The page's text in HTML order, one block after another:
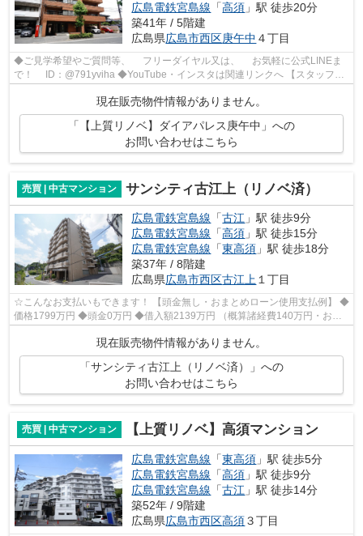
広島電鉄宮島線 「高須 」駅 徒歩20分
築41年 / 5階建
広島県広島市西区庚午中 ４丁目
◆ご見学希望やご質問等、 フリーダイヤル又は、 お気軽に公式LINEま
で！ ID：@791yviha ◆YouTube・インスタは関連リンクへ 【スタッフお
現在販売物件情報がありません。
「【上質リノベ】ダイアパレス庚午中」への
お問い合わせはこちら
売買 | 中古マンション サンシティ古江上（リノベ済）
広島電鉄宮島線 「古江 」駅 徒歩9分
広島電鉄宮島線 「高須 」駅 徒歩15分
広島電鉄宮島線 「東高須 」駅 徒歩18分
築37年 / 8階建
広島県広島市西区古江上 １丁目
☆こんなお支払いもできます！ 【頭金無し・おまとめローン使用支払例】 ◆
価格1799万円 ◆頭金0万円 ◆借入額2139万円 （概算諸経費140万円・おま
とめローン200万円込） ◆年利0.6％ 変...
現在販売物件情報がありません。
「サンシティ古江上（リノベ済）」への
お問い合わせはこちら
売買 | 中古マンション 【上質リノベ】高須マンション
広島電鉄宮島線 「東高須 」駅 徒歩5分
広島電鉄宮島線 「高須 」駅 徒歩9分
広島電鉄宮島線 「古江 」駅 徒歩14分
築52年 / 9階建
広島県広島市西区高須３丁目